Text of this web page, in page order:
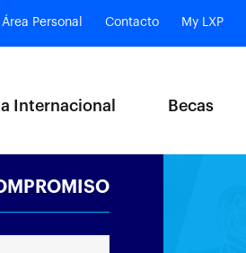
Área Personal Contacto My LXP
Internacional Becas